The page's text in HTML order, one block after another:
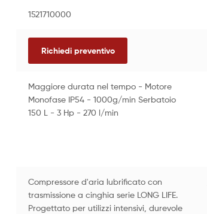
1521710000
Richiedi preventivo
Maggiore durata nel tempo - Motore
Monofase IP54 - 1000g/min Serbatoio
150 L - 3 Hp - 270 l/min
Compressore d'aria lubrificato con
trasmissione a cinghia serie LONG LIFE.
Progettato per utilizzi intensivi, durevole